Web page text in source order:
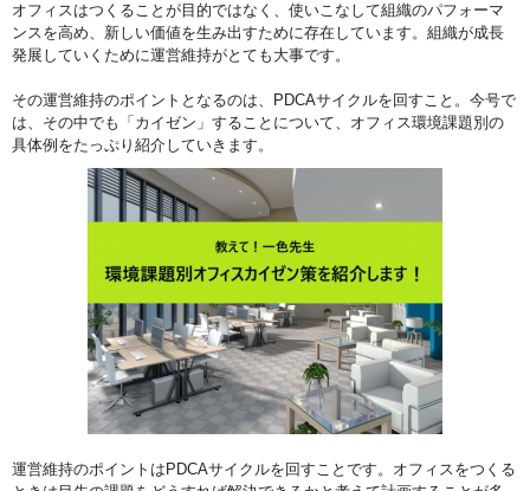
オフィスはつくることが目的ではなく、使いこなして組織のパフォーマ
ンスを高め、新しい価値を生み出すために存在しています。組織が成長
発展していくために運営維持がとても大事です。
その運営維持のポイントとなるのは、PDCAサイクルを回すこと。今号で
は、その中でも「カイゼン」することについて、オフィス環境課題別の
具体例をたっぷり紹介していきます。
運営維持のポイントはPDCAサイクルを回すことです。オフィスをつくる